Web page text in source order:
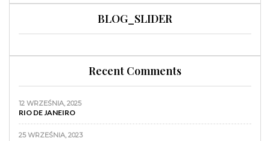
BLOG_SLIDER
Recent Comments
12 WRZEŚNIA, 2025
RIO DE JANEIRO
25 WRZEŚNIA, 2023